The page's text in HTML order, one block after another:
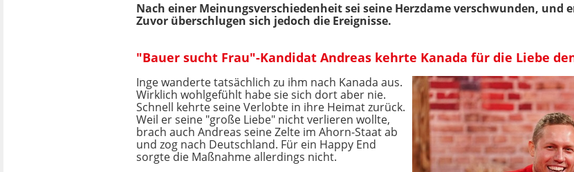
Nach einer Meinungsverschiedenheit sei seine Herzdame verschwunden, und
Zuvor überschlugen sich jedoch die Ereignisse.
"Bauer sucht Frau"-Kandidat Andreas kehrte Kanada für die Liebe
Inge wanderte tatsächlich zu ihm nach Kanada aus.
Wirklich wohlgefühlt habe sie sich dort aber nie.
Schnell kehrte seine Verlobte in ihre Heimat zurück.
Weil er seine "große Liebe" nicht verlieren wollte,
brach auch Andreas seine Zelte im Ahorn-Staat ab
und zog nach Deutschland. Für ein Happy End
sorgte die Maßnahme allerdings nicht.